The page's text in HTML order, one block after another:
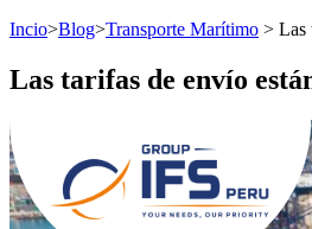
Incio>Blog>Transporte Marítimo > Las
Las tarifas de envío